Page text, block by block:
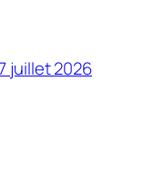
juillet 2026